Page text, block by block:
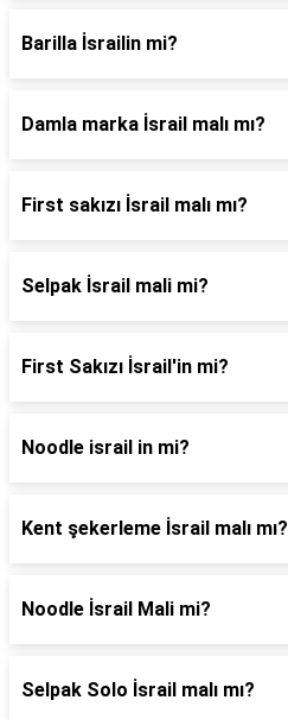
Barilla İsrailin mi?
Damla marka İsrail malı mı?
First sakızı İsrail malı mı?
Selpak İsrail mali mi?
First Sakızı İsrail'in mi?
Noodle israil in mi?
Kent şekerleme İsrail malı mı?
Noodle İsrail Mali mi?
Selpak Solo İsrail malı mı?